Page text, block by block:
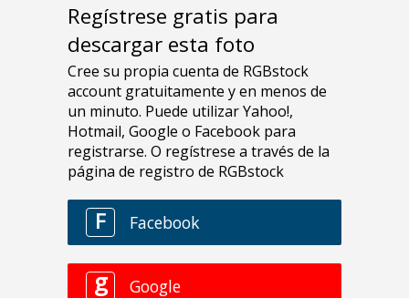
Regístrese gratis para
descargar esta foto